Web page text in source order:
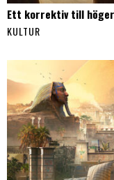
Ett korrektiv till
KULTUR